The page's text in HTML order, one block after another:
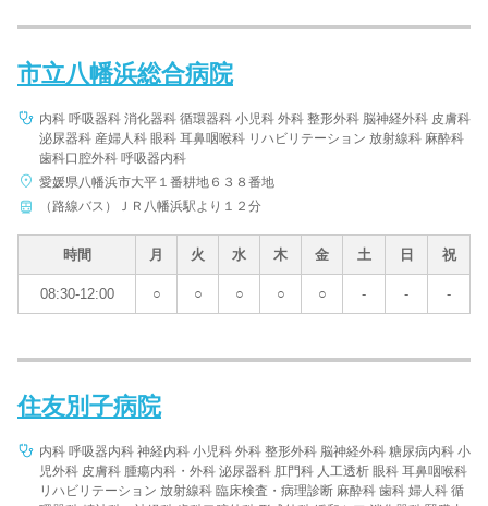
市立八幡浜総合病院
内科 呼吸器科 消化器科 循環器科 小児科 外科 整形外科 脳神経外科 皮膚科
泌尿器科 産婦人科 眼科 耳鼻咽喉科 リハビリテーション 放射線科 麻酔科
歯科口腔外科 呼吸器内科
愛媛県八幡浜市大平１番耕地６３８番地
（路線バス）ＪＲ八幡浜駅より１２分
時間 月 火 水 木 金 土 日 祝
08:30-12:00 ○ ○ ○ ○ ○ - - -
住友別子病院
内科 呼吸器内科 神経内科 小児科 外科 整形外科 脳神経外科 糖尿病内科 小
児外科 皮膚科 腫瘍内科・外科 泌尿器科 肛門科 人工透析 眼科 耳鼻咽喉科
リハビリテーション 放射線科 臨床検査・病理診断 麻酔科 歯科 婦人科 循